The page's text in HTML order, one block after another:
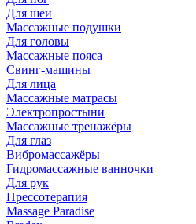
Для шеи
Массажные подушки
Для головы
Массажные пояса
Свинг-машины
Для лица
Массажные матрасы
Электропростыни
Массажные тренажёры
Для глаз
Вибромассажёры
Гидромассажные ванночки
Для рук
Прессотерапия
Massage Paradise